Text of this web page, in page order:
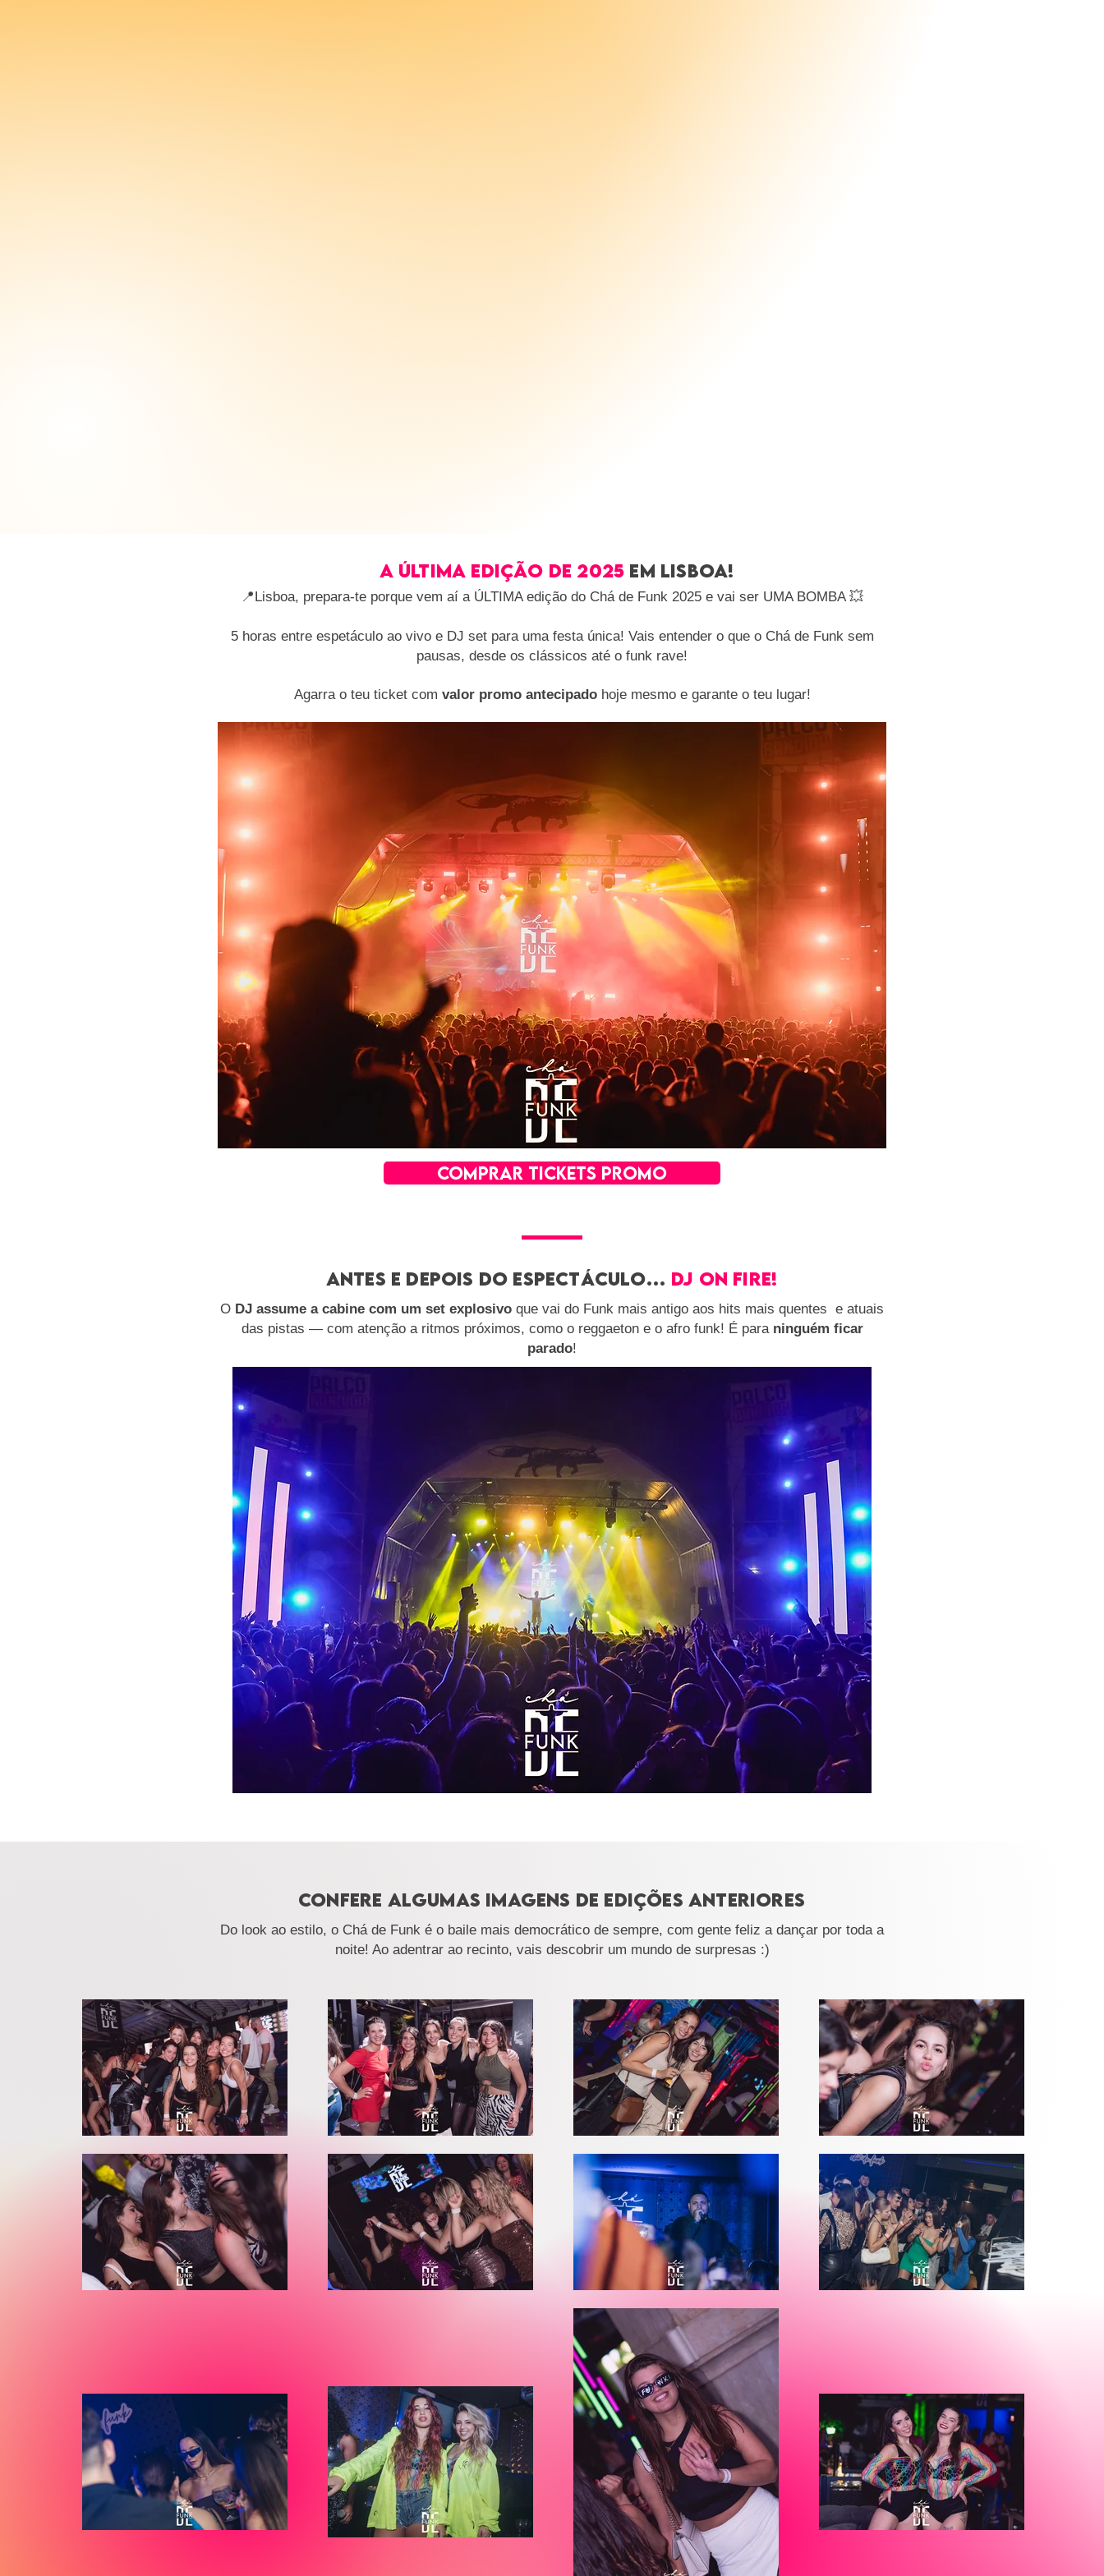
A ÚLTIMA EDIÇÃO DE 2025 EM LISBOA!
📍Lisboa, prepara-te porque vem aí a ÚLTIMA edição do Chá de Funk 2025 e vai ser UMA BOMBA 💥
5 horas entre espetáculo ao vivo e DJ set para uma festa única! Vais entender o que o Chá de Funk sem
pausas, desde os clássicos até o funk rave!
Agarra o teu ticket com valor promo antecipadohoje mesmo e garante o teu lugar!
COMPRAR TICKETS PROMO
antes e depois do ESPECTÁCULO… dj on fire!
O DJ assume a cabine com um set explosivo que vai do Funk mais antigo aos hits mais quentes e atuais
das pistas — com atenção a ritmos próximos, como o reggaeton e o afro funk! É para ninguém ficar
parado!
CONFERE ALGUMAS IMAGENS DE EDIÇÕES ANTERIORES
Do look ao estilo, o Chá de Funk é o baile mais democrático de sempre, com gente feliz a dançar por toda a
noite! Ao adentrar ao recinto, vais descobrir um mundo de surpresas :)